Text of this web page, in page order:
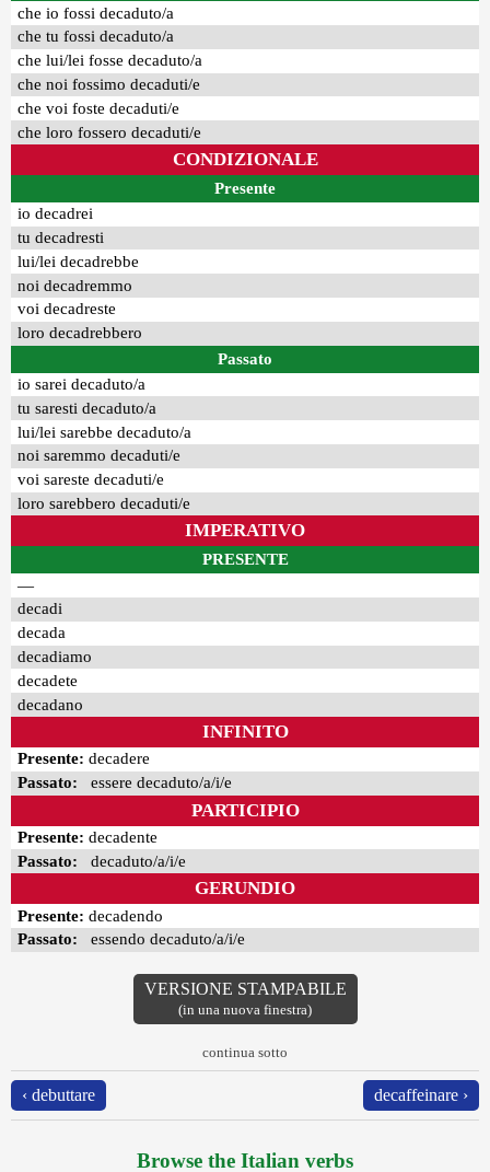
che io fossi decaduto/a
che tu fossi decaduto/a
che lui/lei fosse decaduto/a
che noi fossimo decaduti/e
che voi foste decaduti/e
che loro fossero decaduti/e
CONDIZIONALE
Presente
io decadrei
tu decadresti
lui/lei decadrebbe
noi decadremmo
voi decadreste
loro decadrebbero
Passato
io sarei decaduto/a
tu saresti decaduto/a
lui/lei sarebbe decaduto/a
noi saremmo decaduti/e
voi sareste decaduti/e
loro sarebbero decaduti/e
IMPERATIVO
PRESENTE
—
decadi
decada
decadiamo
decadete
decadano
INFINITO
Presente: decadere
Passato: essere decaduto/a/i/e
PARTICIPIO
Presente: decadente
Passato: decaduto/a/i/e
GERUNDIO
Presente: decadendo
Passato: essendo decaduto/a/i/e
VERSIONE STAMPABILE
(in una nuova finestra)
continua sotto
‹ debuttare decaffeinare ›
Browse the Italian verbs